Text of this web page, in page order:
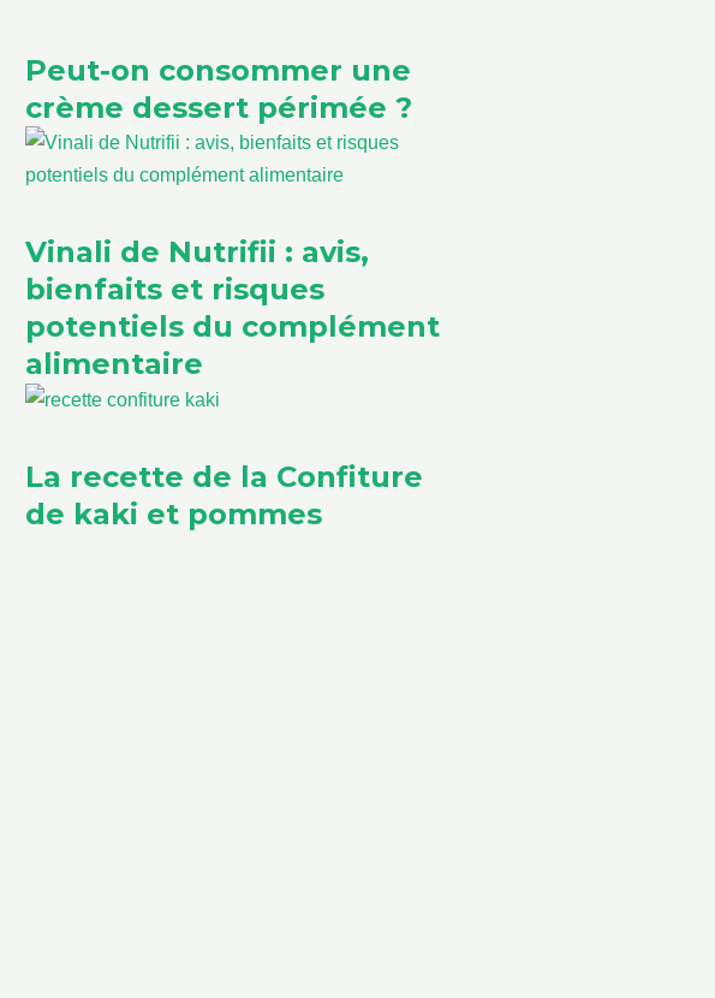
Peut-on consommer une
crème dessert périmée ?
Vinali de Nutrifii : avis,
bienfaits et risques
potentiels du complément
alimentaire
La recette de la Confiture
de kaki et pommes